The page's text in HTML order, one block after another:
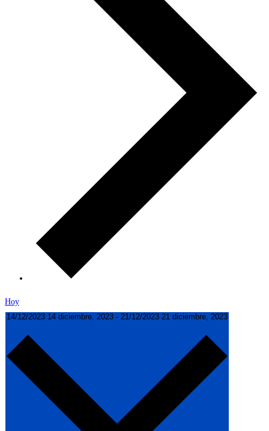
Hoy
14/12/2023 14 diciembre, 2023 - 21/12/2023 21 diciembre, 2023